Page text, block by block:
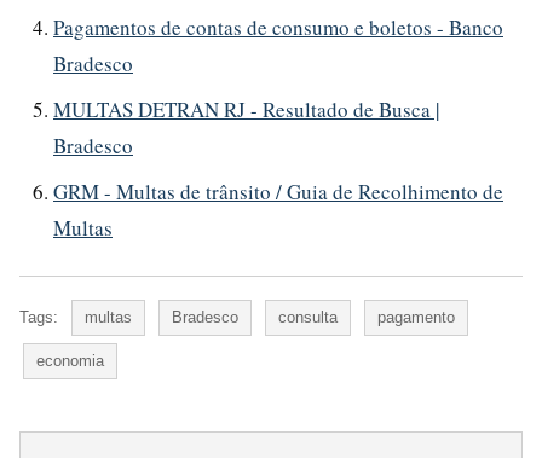
Pagamentos de contas de consumo e boletos - Banco
Bradesco
MULTAS DETRAN RJ - Resultado de Busca |
Bradesco
GRM - Multas de trânsito / Guia de Recolhimento de
Multas
Tags: multas Bradesco consulta pagamento
economia